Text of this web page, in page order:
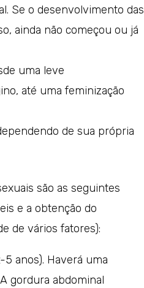
Se o desenvolvimento das
ainda não começou ou já
uma leve
até uma feminização
de sua própria
são as seguintes
e a obtenção do
de vários fatores):
anos). Haverá uma
gordura abdominal